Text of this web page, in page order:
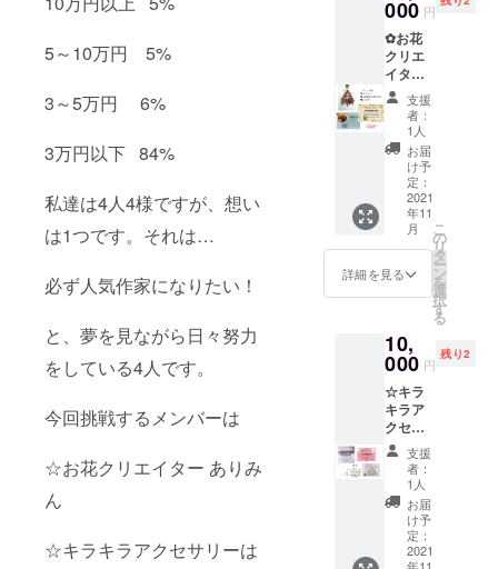
5～10万円 5%
3～5万円 6%
3万円以下 84%
私達は4人4様ですが、想い
は1つです。それは…
必ず人気作家になりたい！
と、夢を見ながら日々努力
をしている4人です。
今回挑戦するメンバーは
☆お花クリエイター ありみ
ん
☆キラキラアクセサリーは
次配送
開始
法:宅急
便(ヤマ
ト運輸)
配送予
定日:11
月より
順次配
送開始
☆日時
指定配
送承り
ます コ
メント
情報(お
名前、
話番号)
と指定
日、配
達希望
時間と
ご自身
のお名
前、ご
住所、
お電話
番号の
明記を
お願い
ショッ
Hanaha
na.Rin
にて
5000円
以上購
入で700
円お値
引きし
ます。
☆お値
引き券
は商品
よりご
利用で
14kgf
14金の
層の重
量が総
重量の
1/20以
上のも
のをい
いま
す。 長
く愛用
できる
素材で
金:込み
法:クロ
ネコヤ
マト 配
送予定
日:11月
中に順
次配送
予定
happy
catcher
はねこ
すけの
オリジ
ナル作
り成型
まで全
ジナル
です
happy
catcher
とオル
ゴナイ
トを融
合し い
つでも
どこで
を利用
してい
ますの
で、軽
くて丈
夫で
す。 折
りたた
んでス
ナップ
ボタン
をとめ
ればコ
ンパク
トにま
とまり
にもポ
ケット
ませ
ん。サ
イズや
素材に
つきま
しては
本文を
ご確認
くださ
い。
000 円
✿お花
クリエ
イター
ありみ
ん✿ リ
ターン
商品 ☆
壁掛け
スワッ
グ とて
も豪華
な壁掛
けス
ワッグ
です。
グの壁
に掛け
て飾っ
て頂け
ます。
お友達
の誕生
日やご
贈答用
にも最
適で
す。 飲
食店・
支援
者：
1人
お届
け予
定：
2021
年11
月
詳細を見る
こ
の
リ
タ
ー
ン
を
選
択
す
る
10,
000 円
残り2
☆キラ
キラア
クセサ
リーは
な☆ キ
ラキラ
スワロ
フス
キーの
ピアス
支援
者：
1人
お届
け予
定：
2021